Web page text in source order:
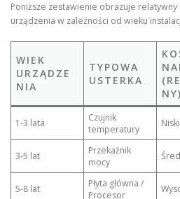
Poniższe zestawienie obrazuje
urządzenia w zależności od wieku
WIEK
URZĄDZE
NIA
TYPOWA
USTERKA
NY)
1-3 lata
Czujnik
temperatury
Niski
3-5 lat
Przekaźnik
mocy
5-8 lat
Płyta główna /
Procesor